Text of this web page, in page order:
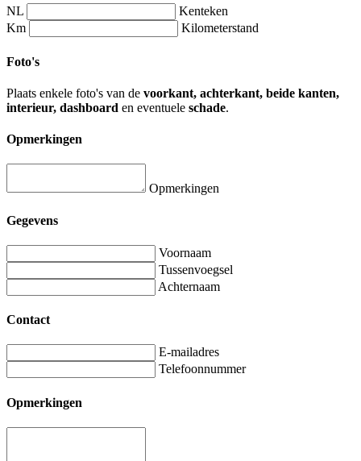
NL
Kenteken
Km
Kilometerstand
Foto's
Plaats enkele foto's van de voorkant, achterkant, beide kanten,
interieur, dashboard en eventuele schade.
Opmerkingen
Opmerkingen
Gegevens
Voornaam
Tussenvoegsel
Achternaam
Contact
E-mailadres
Telefoonnummer
Opmerkingen